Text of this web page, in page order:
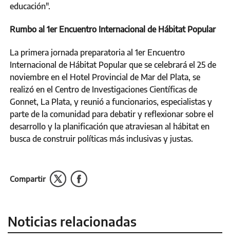
educación".
Rumbo al 1er Encuentro Internacional de Hábitat Popular
La primera jornada preparatoria al 1er Encuentro
Internacional de Hábitat Popular que se celebrará el 25 de
noviembre en el Hotel Provincial de Mar del Plata, se
realizó en el Centro de Investigaciones Científicas de
Gonnet, La Plata, y reunió a funcionarios, especialistas y
parte de la comunidad para debatir y reflexionar sobre el
desarrollo y la planificación que atraviesan al hábitat en
busca de construir políticas más inclusivas y justas.
Compartir
Noticias relacionadas